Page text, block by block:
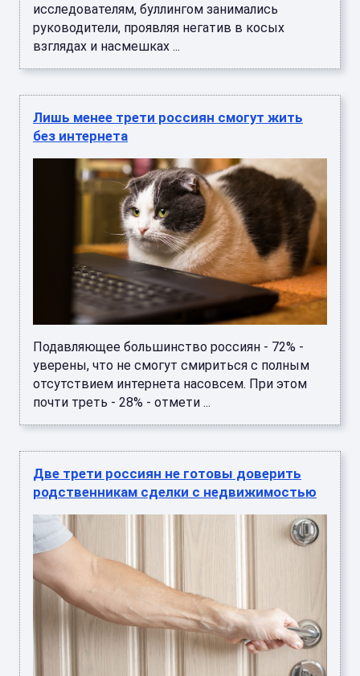
исследователям, буллингом занимались
руководители, проявляя негатив в косых
взглядах и насмешках ...
Лишь менее трети россиян смогут жить
без интернета
Подавляющее большинство россиян - 72% -
уверены, что не смогут смириться с полным
отсутствием интернета насовсем. При этом
почти треть - 28% - отмети ...
Две трети россиян не готовы доверить
родственникам сделки с недвижимостью